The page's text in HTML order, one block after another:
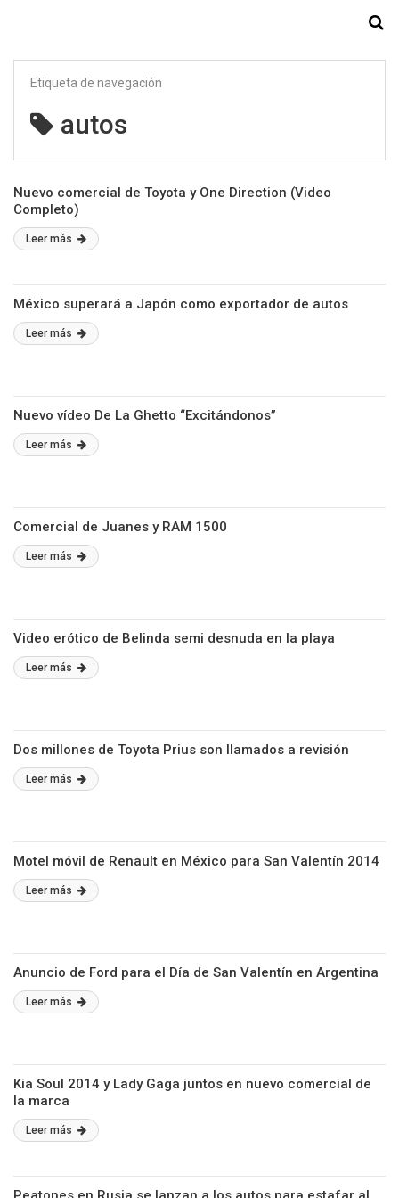
Etiqueta de navegación
autos
Nuevo comercial de Toyota y One Direction (Video
Completo)
Leer más
México superará a Japón como exportador de autos
Leer más
Nuevo vídeo De La Ghetto “Excitándonos”
Leer más
Comercial de Juanes y RAM 1500
Leer más
Video erótico de Belinda semi desnuda en la playa
Leer más
Dos millones de Toyota Prius son llamados a revisión
Leer más
Motel móvil de Renault en México para San Valentín 2014
Leer más
Anuncio de Ford para el Día de San Valentín en Argentina
Leer más
Kia Soul 2014 y Lady Gaga juntos en nuevo comercial de
la marca
Leer más